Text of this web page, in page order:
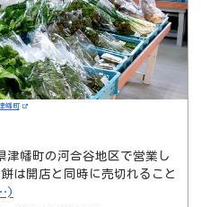
幡町
津幡町の河合谷地区で営業し
は開店と同時に売切れること